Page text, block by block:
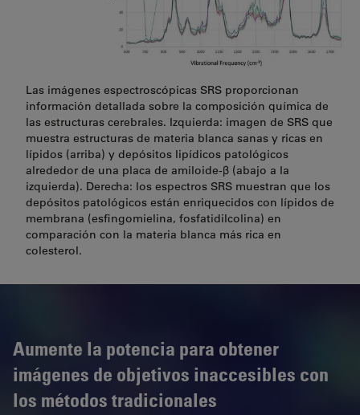
Las imágenes espectroscópicas SRS proporcionan
información detallada sobre la composición química de
las estructuras cerebrales. Izquierda: imagen de SRS que
muestra estructuras de materia blanca sanas y ricas en
lípidos (arriba) y depósitos lipídicos patológicos
alrededor de una placa de amiloide-β (abajo a la
izquierda). Derecha: los espectros SRS muestran que los
depósitos patológicos están enriquecidos con lípidos de
membrana (esfingomielina, fosfatidilcolina) en
comparación con la materia blanca más rica en
colesterol.
Aumente la potencia para obtener
imágenes de objetivos inaccesibles con
los métodos tradicionales